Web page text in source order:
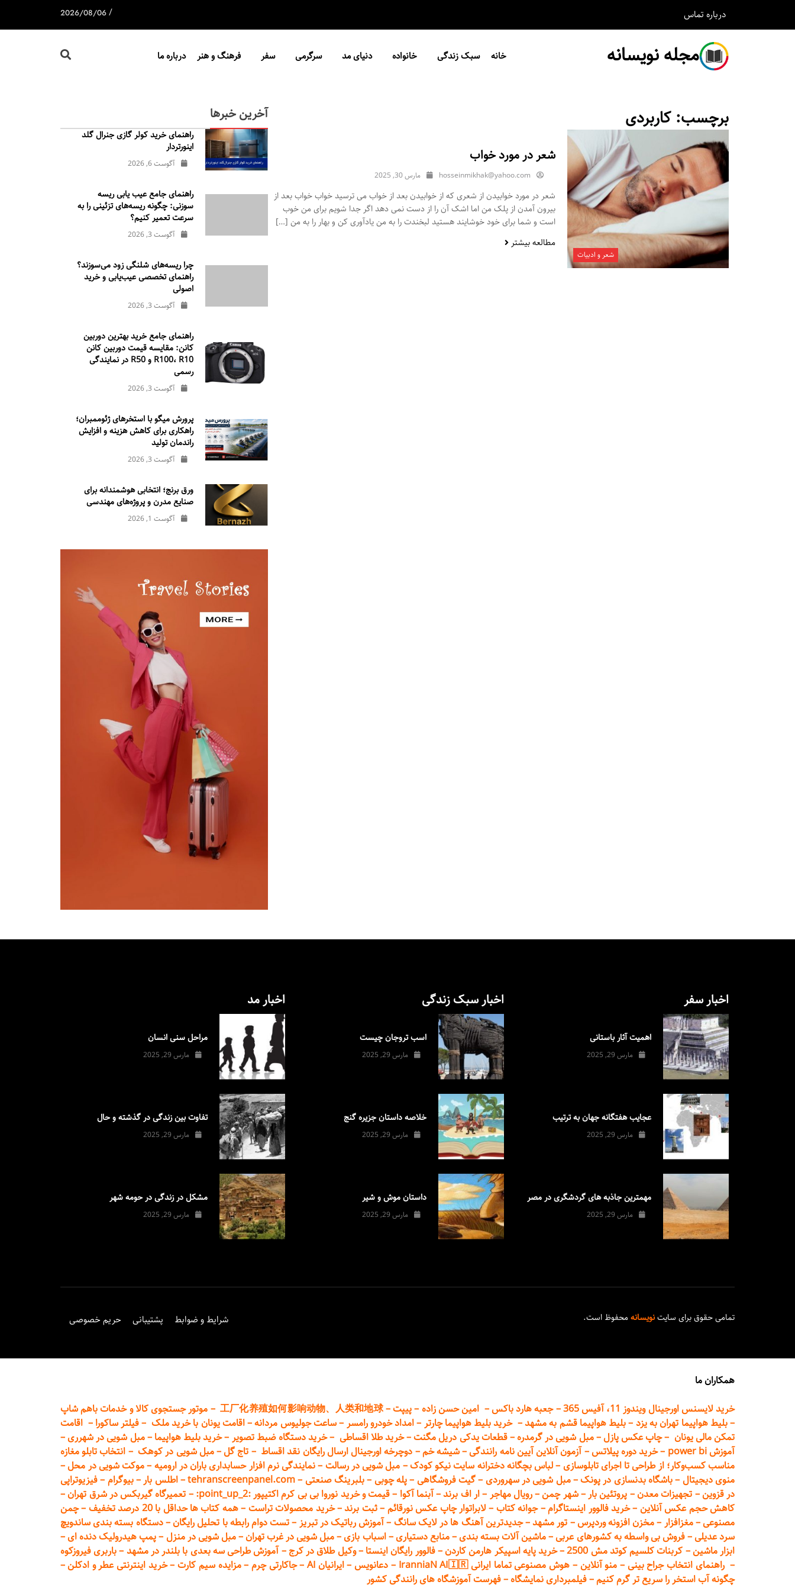
درباره تماس /
2026/08/06
مجله نویسانه خانه سبک زندگی خانواده دنیای مد سرگرمی سفر فرهنگ و هنر درباره ما
برچسب: کاربردی
شعر و ادبیات
شعر در مورد خواب
hosseinmikhak@yahoo.com مارس 30, 2025
شعر در مورد خوابیدن از شعری که از خوابیدن بعد از خواب می ترسید خواب خواب بعد از
بیرون آمدن از پلک من اما اشک آن را از دست نمی دهد اگر جدا شویم برای من خوب
است و شما برای خود خوشایند هستید لبخندت را به من یادآوری کن و بهار را به من […]
مطالعه بیشتر
آخرین خبرها
راهنمای خرید کولر گازی جنرال‌ گلد
اینورتر‌دار
آگوست 6, 2026
راهنمای جامع عیب یابی ریسه
سوزنی: چگونه ریسه‌های تزئینی را به
سرعت تعمیر کنیم؟
آگوست 3, 2026
چرا ریسه‌های شلنگی زود می‌سوزند؟
راهنمای تخصصی عیب‌یابی و خرید
اصولی
آگوست 3, 2026
راهنمای جامع خرید بهترین دوربین
کانن: مقایسه قیمت دوربین کانن
R100، R10 و R50 در نمایندگی
رسمی
آگوست 3, 2026
پرورش میگو با استخرهای ژئوممبران؛
راهکاری برای کاهش هزینه و افزایش
راندمان تولید
آگوست 3, 2026
ورق برنج؛ انتخابی هوشمندانه برای
صنایع مدرن و پروژه‌های مهندسی
آگوست 1, 2026
اخبار سفر
اهمیت آثار باستانی
مارس 29, 2025
عجایب هفتگانه جهان به ترتیب
مارس 29, 2025
مهمترین جاذبه های گردشگری در مصر
مارس 29, 2025
اخبار سبک زندگی
اسب تروجان چیست
مارس 29, 2025
خلاصه داستان جزیره گنج
مارس 29, 2025
داستان موش و شیر
مارس 29, 2025
اخبار مد
مراحل سنی انسان
مارس 29, 2025
تفاوت بین زندگی در گذشته و حال
مارس 29, 2025
مشکل در زندگی در حومه شهر
مارس 29, 2025
تمامی حقوق برای سایتنویسانهمحفوظ است. شرایط و ضوابط پشتیبانی حریم خصوصی
همکاران ما
خرید لایسنس اورجینال ویندوز 11، آفیس 365
–جعبه هارد باکس– امین حسن زاده –پیپت–
工厂化养殖如何影响动物、人类和地球
– موتور جستجوی کالا و خدمات باهم شاپ
–بلیط هواپیما تهرانبه یزد –بلیط هواپیما قشم به مشهد–خرید بلیط هواپیما چارتر –امداد خودرورامسر –ساعت جولیوس مردانه–اقامت یونان با خرید ملک –فیلتر ساکورا – اقامت
تمکن مالی یونان –چاپ عکس پازل–مبل شویی در گرمدره–قطعاتیدکی دریل مگنت–خرید طلا اقساطی –خرید دستگاه ضبط تصویر –خرید بلیط هواپیما –مبل شویی در شهرری–
آموزش power bi
–خرید دورهپیلاتس–آزمون آنلاین آیین نامه رانندگی–شیشه خم– دوچرخه اورجینال ارسال رایگان نقد اقساط – تاج گل–مبل شویی در کوهک– انتخاب تابلو مغازه
مناسب کسب‌وکار؛ از طراحی تا اجرای تابلوسازی –لباس بچگانه دخترانه سایت نیکو کودک– مبل شویی در رسالت –نمایندگی نرم افزار حسابداری باران در ارومیه –موکت شویی در محل–
منوی دیجیتال –باشگاه بدنسازی در پونک–مبل شویی در سهروردی –گیت فروشگاهی –پله چوبی –بلبرینگ صنعتی –
tehranscreenpanel.com
–اطلس بار –بیوگرام –فیزیوتراپی
در قزوین– تجهیزات معدن– پروتئین بار –شهر چمن–رویال مهاجر –ار اف برند–آبنما آکوا –قیمت و خرید نوروا بی بی کرم اکتیپور :point_up_2: – تعمیرگاه گیربکس در شرق تهران–
کاهش حجم عکس آنلاین –خرید فالوور اینستاگرام–جوانه کتاب – لابراتوار چاپ عکس نورقائم –ثبت برند–خرید محصولات تراست –همه کتاب ها حداقل با 20 درصد تخفیف –چمن
مصنوعی–مغزافزار –مخزن افزونه وردپرس– تور مشهد–جدیدترین آهنگ ها در لایک سانگ –آموزشرباتیک در تبریز –تست دوام رابطه با تحلیل رایگان–دستگاه بسته‌ بندی ساندویچ
سرد عدیلی–فروش بی واسطه بهکشورهای عربی–ماشین آلات بسته بندی–منابع دستیاری–اسباب بازی–مبل شویی در غرب تهران–مبل شویی در منزل –پمپ هیدرولیک دنده ای–
ابزار ماشین– کربنات کلسیم کوتد مش 2500 –خرید پایه اسپیکر هارمن کاردن–فالوور رایگان اینستا –وکیل طلاق در کرج –آموزش طراحی سه بعدی با بلندر در مشهد –باربری فیروزکوه
–راهنمای انتخاب جراح بینی – منو آنلاین – هوش مصنوعی تماما ایرانی IranniaN AI🇮🇷 – دعانویس–ایرانیان AI –جاکارتی چرم –مزایده سیم کارت–خرید اینترنتی عطر و ادکلن–
چگونه آب استخر را سریع تر گرم کنیم–فیلمبرداری نمایشگاه–فهرست آموزشگاه های رانندگی کشور